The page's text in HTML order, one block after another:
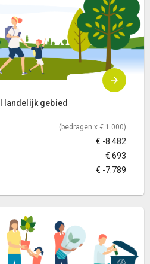
landelijk gebied
(bedragen x € 1.000)
€ -8.482
€ 693
€ -7.789